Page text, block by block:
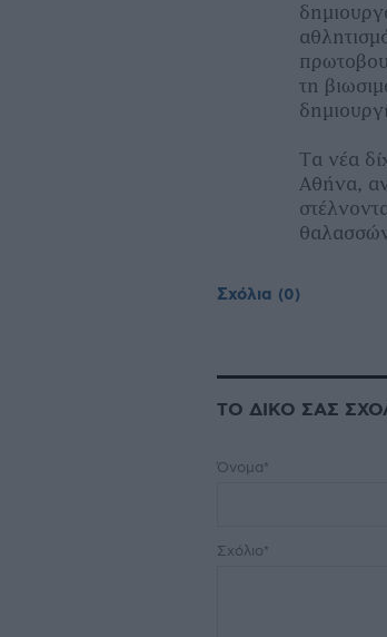
τη
Τα νέα
Αθήνα,
Σχόλια (0)
ΤΟ ΔΙΚΟ ΣΑΣ
Όνομα*
Σχόλιο*